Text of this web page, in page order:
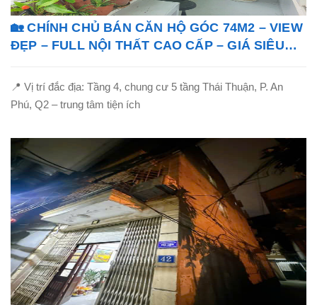
🏡 CHÍNH CHỦ BÁN CĂN HỘ GÓC 74M2 – VIEW
ĐẸP – FULL NỘI THẤT CAO CẤP – GIÁ SIÊU
📍 Vị trí đắc địa: Tầng 4, chung cư 5 tầng Thái Thuận, P. An
Phú, Q2 – trung tâm tiện ích